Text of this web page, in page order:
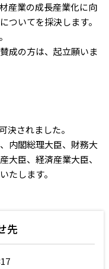
産業の成長産業化に向
ついてを採決します。
成の方は、起立願いま
決されました。
内閣総理大臣、財務大
大臣、経済産業大臣、
たします。
先